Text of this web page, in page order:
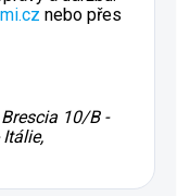
nebo přes
Brescia 10/B -